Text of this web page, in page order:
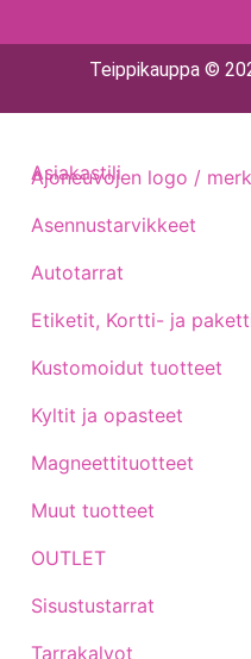
Teippikauppa ©
Ajoneuvojen logo /
Asennustarvikkeet
Autotarrat
Etiketit, Kortti- ja
Kustomoidut tuotteet
Kyltit ja opasteet
Magneettituotteet
Muut tuotteet
OUTLET
Sisustustarrat
Tarrakalvot
Asiakastili